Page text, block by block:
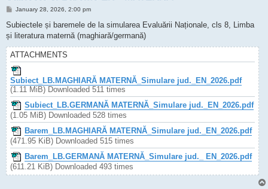
P
s
January 28, 2026, 2:00 pm
Subiectele și baremele de la simularea Evaluării Naționale, cls 8, Limba
și literatura maternă (maghiară/germană)
ATTACHMENTS
Subiect_LB.MAGHIARĂ MATERNĂ_Simulare jud._EN_2026.pdf
(1.11 MiB) Downloaded 511 times
Subiect_LB.GERMANĂ MATERNĂ_Simulare jud._EN_2026.pdf
(1.05 MiB) Downloaded 528 times
Barem_LB.MAGHIARĂ MATERNĂ_Simulare jud._EN_2026.pdf
(471.95 KiB) Downloaded 515 times
Barem_LB.GERMANĂ MATERNĂ_Simulare jud._ EN_2026.pdf
(611.21 KiB) Downloaded 493 times